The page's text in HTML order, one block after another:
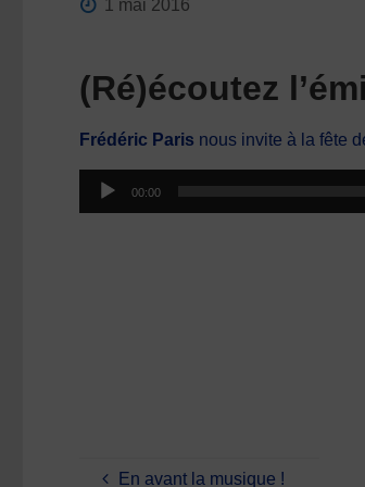
1 mai 2016
(Ré)écoutez
Frédéric Paris nous invite à la fête
Lecteur
audio
00:00
En avant la musique !